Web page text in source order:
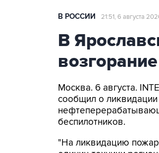
В РОССИИ 21:51, 6 августа
В
Москва. 6 августа.
сообщил о
беспилотников.
"На ликвидацию